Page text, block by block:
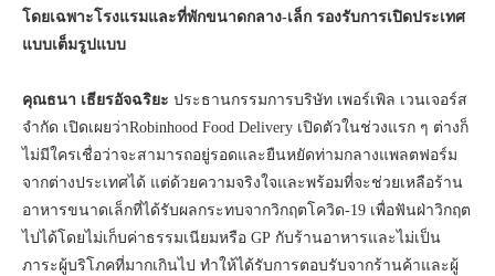
โดยเฉพาะโรงแรมและที่พักขนาดกลาง-เล็ก รองรับการเปิดประเทศ
แบบเต็มรูปแบบ
คุณธนา เธียรอัจฉริยะ ประธานกรรมการบริษัท เพอร์เพิล เวนเจอร์ส
จำกัด เปิดเผยว่าRobinhood Food Delivery เปิดตัวในช่วงแรก ๆ ต่างก็
ไม่มีใครเชื่อว่าจะสามารถอยู่รอดและยืนหยัดท่ามกลางแพลตฟอร์ม
จากต่างประเทศได้ แต่ด้วยความจริงใจและพร้อมที่จะช่วยเหลือร้าน
อาหารขนาดเล็กที่ได้รับผลกระทบจากวิกฤตโควิด-19 เพื่อฟันฝ่าวิกฤต
ไปได้โดยไม่เก็บค่าธรรมเนียมหรือ GP กับร้านอาหารและไม่เป็น
ภาระผู้บริโภคที่มากเกินไป ทำให้ได้รับการตอบรับจากร้านค้าและผู้